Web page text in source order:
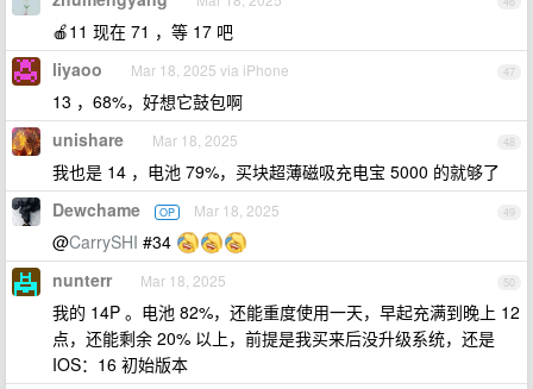
🍎11 现在 71 ，等 17 吧
47
liyaoo Mar 18, 2025 via iPhone
13 ，68%，好想它鼓包啊
48
unishare Mar 18, 2025
我也是 14 ，电池 79%，买块超薄磁吸充电宝 5000 的就够了
49
Dewchame OP Mar 18, 2025
@CarrySHI #34
50
nunterr Mar 18, 2025
我的 14P 。电池 82%，还能重度使用一天，早起充满到晚上 12
点，还能剩余 20% 以上，前提是我买来后没升级系统，还是
IOS：16 初始版本